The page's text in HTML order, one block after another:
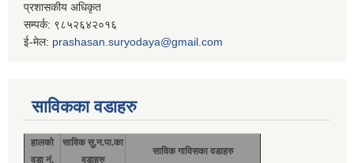
प्रशासकीय अधिकृत
सम्पर्क: ९८५२६४२०१६
ई-मेल: prashasan.suryodaya@gmail.com
साविकका वडाहरु
हालको
वडा नं.
साविक सु.न.पा.का
वडाहरु
साविक गाविसका वडाहरु